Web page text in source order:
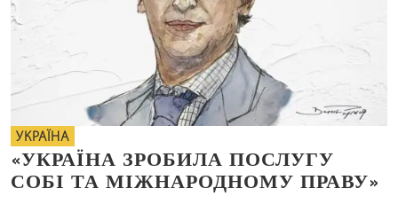
УКРАЇНА
«УКРАЇНА ЗРОБИЛА ПОСЛУГУ
СОБІ ТА МІЖНАРОДНОМУ ПРАВУ»